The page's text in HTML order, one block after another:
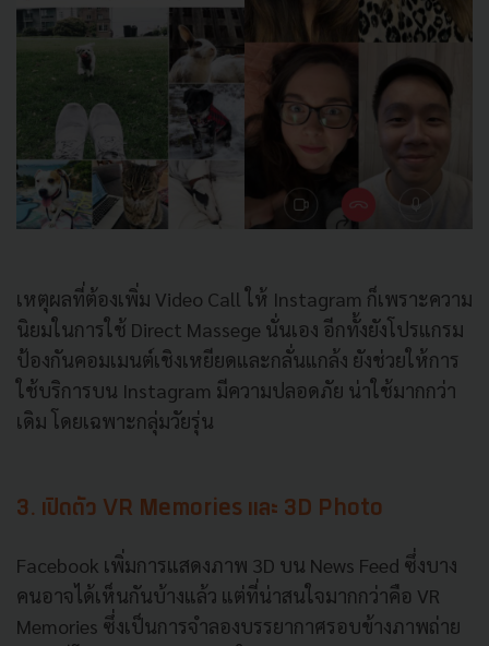
เหตุผลที่ต้องเพิ่ม Video Callให้ Instagram ก็เพราะความ
นิยมในการใช้ Direct Massege นั่นเอง อีกทั้งยังโปรแกรม
ป้องกันคอมเมนต์เชิงเหยียดและกลั่นแกล้ง ยังช่วยให้การ
ใช้บริการบน Instagram มีความปลอดภัย น่าใช้มากกว่า
เดิม โดยเฉพาะกลุ่มวัยรุ่น
3. เปิดตัว VR Memories และ 3D Photo
Facebook เพิ่มการแสดงภาพ 3D บน News Feed ซึ่งบาง
คนอาจได้เห็นกันบ้างแล้ว แต่ที่น่าสนใจมากกว่าคือ VR
Memories ซึ่งเป็นการจำลองบรรยากาศรอบข้างภาพถ่าย